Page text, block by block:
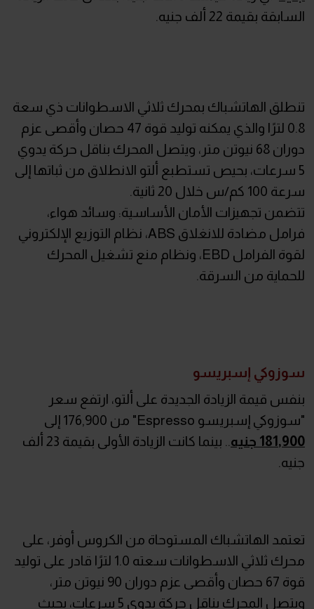
السابقة بقيمة 22 ألف جنيه.
تنطلق الهاتشباك بمحرك ثلاثي الاسطوانات ذي سعة
0.8 لترًا والذي يمكنه توليد قوة 47 حصان وأقصى عزم
دوران 68 نيوتن متر، ويتصل المحرك بناقل حركة يدوي
5 سرعات، بحيص تستطبع ألتو الانطلاق من ثباتها إلى
سرعة 100 كم/س خلال 20 ثانية.
تتضمن تجهيزات الأمان الأساسية: وسائد هواء،
فرامل مضادة للانغلاق ABS، نظام التوزيع الإلكتروني
لقوة الفرامل EBD، ونظام منع تشغيل المحرك
للحماية من السرقة.
سوزوكي إسبريسو
بنفس قيمة الزيادة الجديدة على ألتو، ارتفع سعر
"سوزوكي إسبريسو Espresso" من 176,900 إلى
181,900 جنيه
.. بينما كانت الزيادة الأولى بقيمة 23 ألف
جنيه.
تعتمد الهاتشباك المستوحاة من الكروس أوفر، على
محرك ثلاثي الاسطوانات سعته 1.0 لترًا قادر على توليد
قوة 67 حصان وأقصى عزم دوران 90 نيوتن متر،
ويتصل المحرك بناقل حركة يدوي 5 سرعات، بحيث